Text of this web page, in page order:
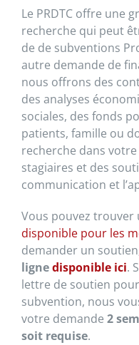
Le PRDTC offre une
recherche qui peut
de de subventions
autre demande de
nous offrons des
des analyses
sociales, des fonds
patients, famille ou
recherche dans
stagiaires et des
communication et
Vous pouvez trouver
disponible pour les
demander un
lignedisponible ici.
lettre de soutien
subvention, nous
votre demande 2
soit requise.